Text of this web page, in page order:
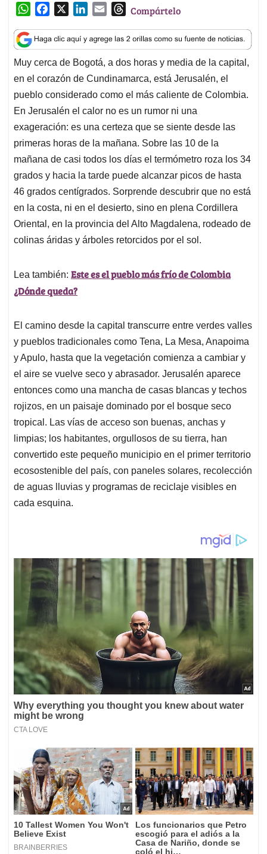
W
a
t
s
A
p
p
c
e
b
o
o
k
n
k
e
d
I
n
a
i
l
T
r
e
a
d
s
Compártelo
Muy cerca de Bogotá, a dos horas y media de la capital,
en el corazón de Cundinamarca, está Jerusalén, el
pueblo considerado como el más caliente de Colombia.
En Jerusalén el calor no es un rumor ni una
exageración: es una certeza que se siente desde las
primeras horas de la mañana. Sobre las 10 de la
mañana de casi todos los días el termómetro roza los 34
grados y hacia la tarde puede alcanzar picos de hasta
46 grados centígrados. Sorprende descubrir que no está
en la costa, ni en el desierto, sino en plena Cordillera
Oriental, en la provincia del Alto Magdalena, rodeado de
colinas áridas y árboles retorcidos por el sol.
Lea también: Este es el pueblo más frío de Colombia
¿Dónde queda?
El camino desde la capital transcurre entre verdes valles
y pueblos tradicionales como Tena, La Mesa, Anapoima
y Apulo, hasta que la vegetación comienza a cambiar y
el aire se vuelve seco y abrasador. Jerusalén aparece
entonces como una mancha de casas blancas y techos
rojizos, en un paisaje dominado por el bosque seco
tropical. Las vías de acceso son buenas, anchas y
limpias; los habitantes, orgullosos de su tierra, han
convertido este pequeño municipio en el primer territorio
ecosostenible del país, con paneles solares, recolección
de aguas lluvias y programas de reciclaje visibles en
cada esquina.